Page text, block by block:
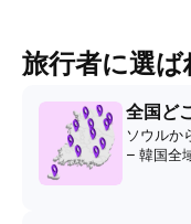
旅行者に選
全国ど
ソウルか
– 韓国全